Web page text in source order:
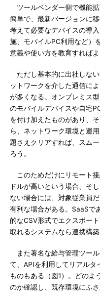
ツールベンダー側で機能
簡単で、最新バージョンに
考えて必要なデバイスの導
施、モバイルPC利用など）
意義や使い方を教育すればよ
ただし基本的に出社しな
ットワークを介した通信に
が多くなる。オンプレミス
のモバイルデバイスや自宅
を付け加えたものがあり、
ら、ネットワーク環境と運
題さえクリアすれば、スム
ろう。
このためだけにリモート
ドルが高いという場合、そ
ない場合には、対象従業員
有利な場合がある。SaaSで
的なCSV形式でエクスポー
取れるシステムなら連携構築
また著名な給与管理ツー
て、APIを利用してリアルタ
ものもある（図1）。どのよ
のか確認し、既存環境にふ